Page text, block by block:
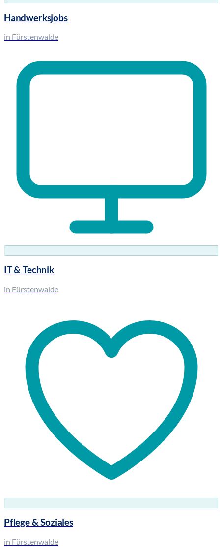
Handwerksjobs
in Fürstenwalde
IT & Technik
in Fürstenwalde
Pflege & Soziales
in Fürstenwalde